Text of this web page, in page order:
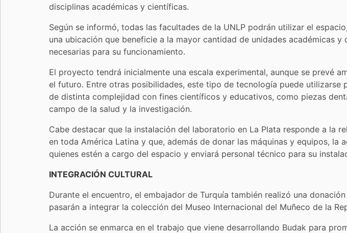
disciplinas académicas y científicas.
Según se informó, todas las facultades de la UNLP podrán utilizar el
una ubicación que beneficie a la mayor cantidad de unidades académicas y
necesarias para su funcionamiento.
El proyecto tendrá inicialmente una escala experimental, aunque se prevé
el futuro. Entre otras posibilidades, este tipo de tecnología puede utilizarse
de distinta complejidad con fines científicos y educativos, como piezas
campo de la salud y la investigación.
Cabe destacar que la instalación del laboratorio en La Plata responde a la
en toda América Latina y que, además de donar las máquinas y equipos, la
quienes estén a cargo del espacio y enviará personal técnico para su
INTEGRACIÓN CULTURAL
Durante el encuentro, el embajador de Turquía también realizó una
pasarán a integrar la colección del Museo Internacional del Muñeco de la
La acción se enmarca en el trabajo que viene desarrollando Budak para